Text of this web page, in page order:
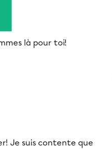
là pour toi!
Je suis contente que